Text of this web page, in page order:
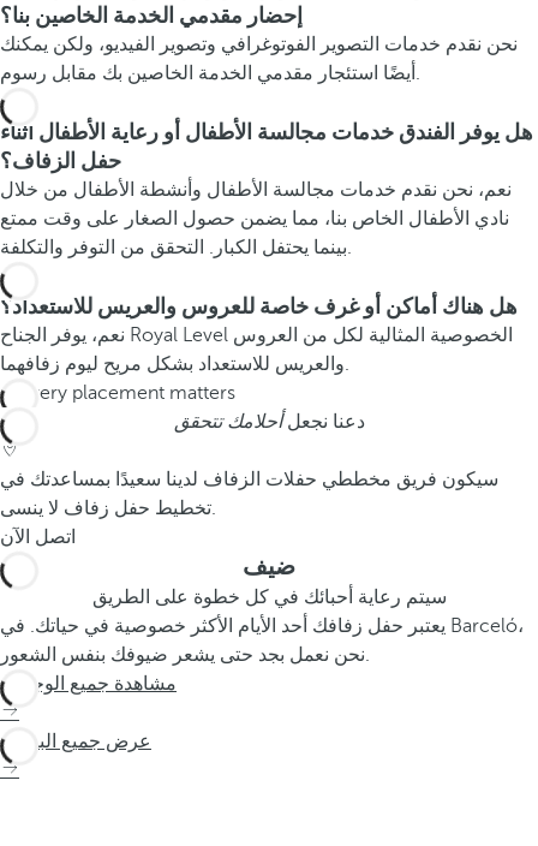
إحضار مقدمي الخدمة الخاصين بنا؟
نحن نقدم خدمات التصوير الفوتوغرافي وتصوير الفيديو، ولكن يمكنك
أيضًا استئجار مقدمي الخدمة الخاصين بك مقابل رسوم.
هل يوفر الفندق خدمات مجالسة الأطفال أو رعاية الأطفال أثناء
حفل الزفاف؟
نعم، نحن نقدم خدمات مجالسة الأطفال وأنشطة الأطفال من خلال
نادي الأطفال الخاص بنا، مما يضمن حصول الصغار على وقت ممتع
بينما يحتفل الكبار. التحقق من التوفر والتكلفة.
هل هناك أماكن أو غرف خاصة للعروس والعريس للاستعداد؟
نعم، يوفر الجناح Royal Level الخصوصية المثالية لكل من العروس
والعريس للاستعداد بشكل مريح ليوم زفافهما.
دعنا نجعلأحلامك تتحقق
سيكون فريق مخططي حفلات الزفاف لدينا سعيدًا بمساعدتك في
تخطيط حفل زفاف لا ينسى.
اتصل الآن
ضيف
سيتم رعاية أحبائك في كل خطوة على الطريق
يعتبر حفل زفافك أحد الأيام الأكثر خصوصية في حياتك. في Barceló،
نحن نعمل بجد حتى يشعر ضيوفك بنفس الشعور.
مشاهدة جميع الوجهات
عرض جميع الباقات